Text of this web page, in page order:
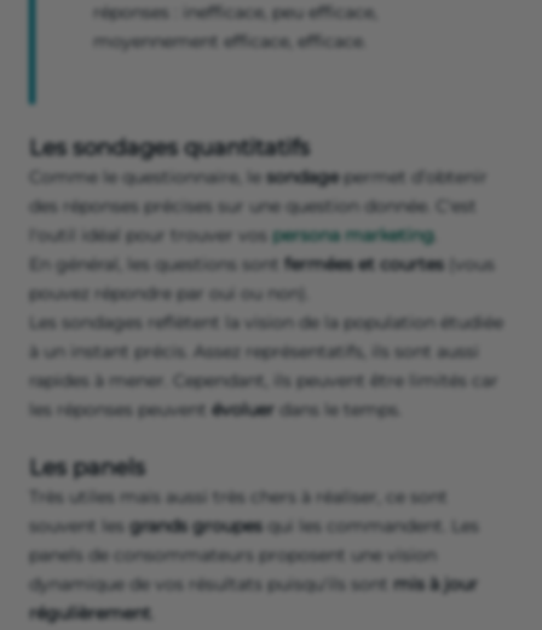
réponses : inefficace, peu efficace,
moyennement efficace, efficace.
Les sondages quantitatifs
Comme le questionnaire, le sondagepermet d’obtenir
des réponses précises sur une question donnée. C'est
l'outil idéal pour trouver vos persona marketing.
En général, les questions sont fermées et courtes (vous
pouvez répondre par oui ou non).
Les sondages reflètent la vision de la population étudiée
à un instant précis. Assez représentatifs, ils sont aussi
rapides à mener. Cependant, ils peuvent être limités car
les réponses peuvent évoluer dans le temps.
Les panels
Très utiles mais aussi très chers à réaliser, ce sont
souvent les grands groupes qui les commandent. Les
panels de consommateurs proposent une vision
dynamique de vos résultats puisqu'ils sont mis à jour
régulièrement